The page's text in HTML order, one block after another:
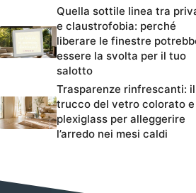
Quella sottile linea tra
e claustrofobia: perché
liberare le finestre
essere la svolta per il tuo
salotto
Trasparenze rinfrescanti: il
trucco del vetro colorato e
plexiglass per alleggerire
l’arredo nei mesi caldi